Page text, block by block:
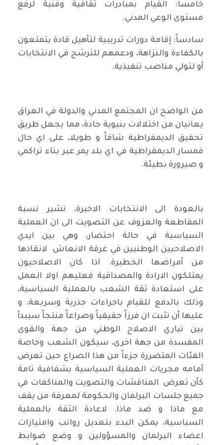
خامساً: القيام بمبادرات ثقافية وفنية لرفع
مستوى الوعي المدني.
سادساً: إقامة دورات تدريبية لتأهيل قادة يتمتعون
بالكفاءة والنزاهة، ودعمهم للترشح في الانتخابات
أو لتولي مناصب تنفيذية.
من الواضح ان المجتمع المدني والدولة في العراق
يعانيان من اختلالات بنيوية حادة، مما يجعل طريق
تحقيق الديمقراطية شاقاً و طويلا، على اي حال
فمسار الديمقراطية في اي بلد يمر عبر بناء تراكمي
و صيرورة بطيئة.
بالعودة الى الانتخابات الاخيرة، تشير نسبة
المقاطعة والعزوف عن التصويت الى ان العملية
السياسية في حالة احتضار، وهي بين ايدي
الاصلاحيين الوطنيين في غرفة الانعاش لانقاذها
من أمراضها الخطيرة. اذا كان الاصلاحيون
يمتلكون الارادة والمصداقية فعليهم اولا العمل
على استعادة ثقة الشعب بالعملية السياسية،
وذلك بالدفع للقيام باجراءات جذرية وسريعة، و
عليها أن تثبت ان فرزاً حقيقياً وصراعاً منتجاً سيبدأ
بين تياري الاصلاح الوطني من جهة والقوى
المفسدة من جهة اخرى، سيكون الشعب وخاصة
الفئات المتضررة جزءاً من هذا الصراع حين تعرض
أمامه مجريات العملية السياسية بشفافية تامة
كأن تعرض المناقشات والتصويت والمناكفات في
جميع جلسات البرلمان والحكومة لمعرفة من يقف
مع ماذا و ضد ماذا. لاعادة الثقة بالعملية
السياسية، يمكن البدء بتعديل رواتب وامتيازات
اعضاء البرلمان والمسؤولين و وضع ضوابط